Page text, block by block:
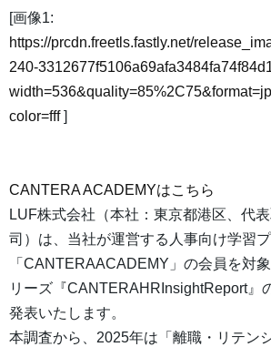
[画像1:
https://prcdn.freetls.fastly.net/
240-
color=fff]
CANTERA ACADEMYはこちら
LUF株式会社（本社：東京都港区、代
司）は、当社が運営する人事向け学習
「CANTERAACADEMY」の会員を対
リーズ『CANTERAHRInsightReport』
発表いたします。
本調査から、2025年は「離職・リテン